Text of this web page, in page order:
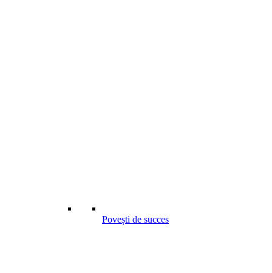
Povești de succes